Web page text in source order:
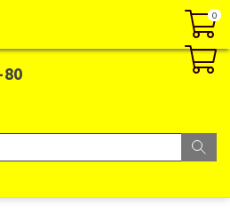
80
0
0